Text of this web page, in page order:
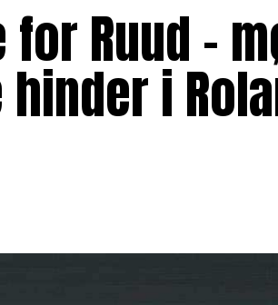
Ruud –
i